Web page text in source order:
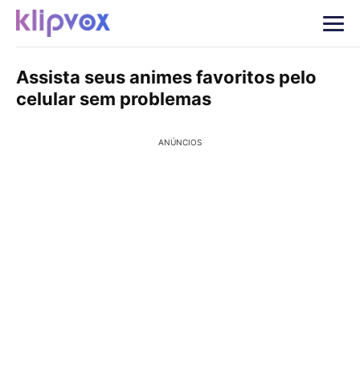
Assista seus animes favoritos pelo
celular sem problemas
ANÚNCIOS